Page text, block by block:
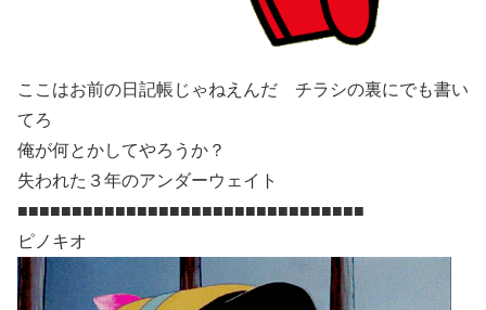
ここはお前の日記帳じゃねえんだ チラシの裏にでも書い
てろ
俺が何とかしてやろうか？
失われた３年のアンダーウェイト
■■■■■■■■■■■■■■■■■■■■■■■■■■■■■■■■
ピノキオ